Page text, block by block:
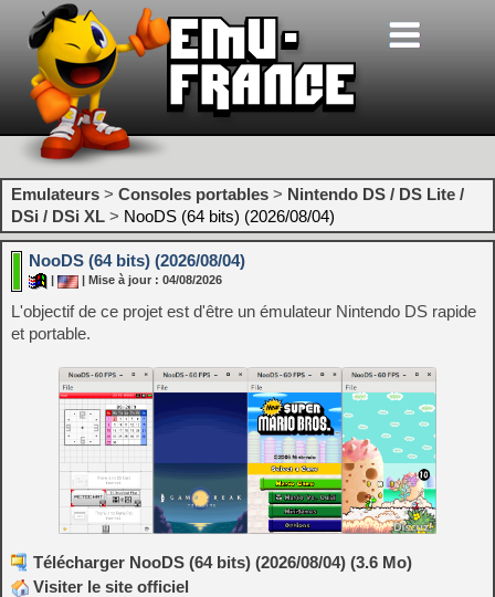
Emulateurs > Consoles portables > Nintendo DS / DS Lite /
DSi / DSi XL > NooDS (64 bits) (2026/08/04)
NooDS (64 bits) (2026/08/04)
| Mise à jour : 04/08/2026
L'objectif de ce projet est d'être un émulateur Nintendo DS rapide
et portable.
Télécharger NooDS (64 bits) (2026/08/04) (3.6 Mo)
Visiter le site officiel